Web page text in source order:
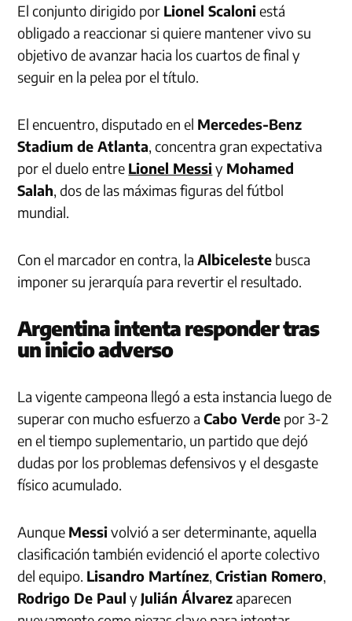
El conjunto dirigido por Lionel Scaloniestá
obligado a reaccionar si quiere mantener vivo su
objetivo de avanzar hacia los cuartos de final y
seguir en la pelea por el título.
El encuentro, disputado en el Mercedes-Benz
Stadium de Atlanta, concentra gran expectativa
por el duelo entre Lionel Messiy Mohamed
Salah, dos de las máximas figuras del fútbol
mundial.
Con el marcador en contra, laAlbiceleste busca
imponer su jerarquía para revertir el resultado.
Argentina intenta responder tras
un inicio adverso
La vigente campeona llegó a esta instancia luego de
superar con mucho esfuerzo aCabo Verde por 3-2
en el tiempo suplementario, un partido que dejó
dudas por los problemas defensivos y el desgaste
físico acumulado.
Aunque Messivolvió a ser determinante, aquella
clasificación también evidenció el aporte colectivo
del equipo. Lisandro Martínez,Cristian Romero,
Rodrigo De Paul y Julián Álvarezaparecen